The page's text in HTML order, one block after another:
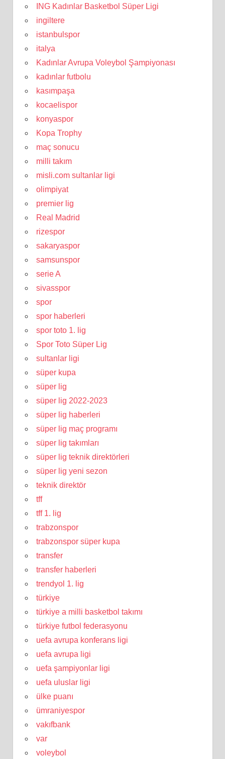
ING Kadınlar Basketbol Süper Ligi
ingiltere
istanbulspor
italya
Kadınlar Avrupa Voleybol Şampiyonası
kadınlar futbolu
kasımpaşa
kocaelispor
konyaspor
Kopa Trophy
maç sonucu
milli takım
misli.com sultanlar ligi
olimpiyat
premier lig
Real Madrid
rizespor
sakaryaspor
samsunspor
serie A
sivasspor
spor
spor haberleri
spor toto 1. lig
Spor Toto Süper Lig
sultanlar ligi
süper kupa
süper lig
süper lig 2022-2023
süper lig haberleri
süper lig maç programı
süper lig takımları
süper lig teknik direktörleri
süper lig yeni sezon
teknik direktör
tff
tff 1. lig
trabzonspor
trabzonspor süper kupa
transfer
transfer haberleri
trendyol 1. lig
türkiye
türkiye a milli basketbol takımı
türkiye futbol federasyonu
uefa avrupa konferans ligi
uefa avrupa ligi
uefa şampiyonlar ligi
uefa uluslar ligi
ülke puanı
ümraniyespor
vakıfbank
var
voleybol